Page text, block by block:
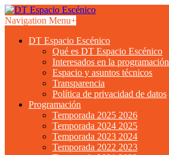
Navigation Menu+
DT Espacio Escénico
Qué es DT Espacio Escénico
Interesados en la programación
Espacio y asuntos técnicos
Transparencia
Política de privacidad de datos
Programación
Temporada 2025 2026
Temporada 2024 2025
Temporada 2023 2024
Temporada 2022 2023